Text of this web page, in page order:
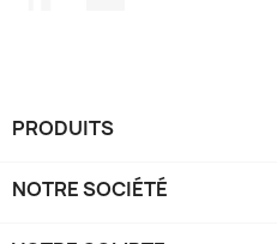
PRODUITS
NOTRE SOCIÉTÉ